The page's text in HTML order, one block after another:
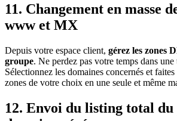
11. Changement en masse
www et MX
Depuis votre espace client, gérez les zones
groupe. Ne perdez pas votre temps dans
Sélectionnez les domaines concernés et
zones de votre choix en une seule et même
12. Envoi du listing total du